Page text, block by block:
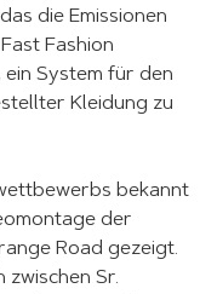
die Emissionen
Fashion
System für den
Kleidung zu
bekannt
der
Road gezeigt.
Sr.